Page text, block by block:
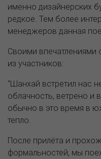
именно дизайнерских
редкое. Тем более
менеджеров данная
Своими впечатлениями
из участников:
"Шанхай встретил нас
облачность, ветрено и
обычно в это время в
тепло.
После прилёта и
формальностей, мы